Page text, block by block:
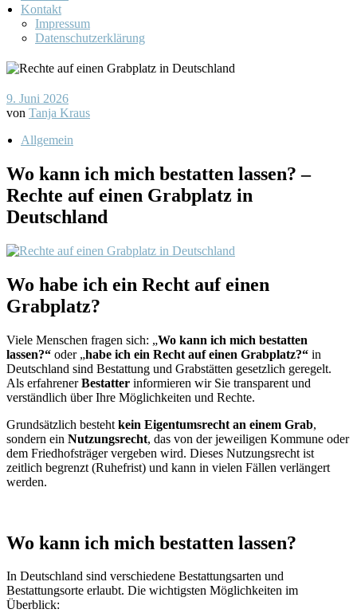
Kontakt
Impressum
Datenschutzerklärung
9. Juni 2026
von Tanja Kraus
Allgemein
Wo kann ich mich bestatten lassen? –
Rechte auf einen Grabplatz in
Deutschland
Wo habe ich ein Recht auf einen
Grabplatz?
Viele Menschen fragen sich: „Wo kann ich mich bestatten
lassen?“ oder „habe ich ein Recht auf einen Grabplatz?“ in
Deutschland sind Bestattung und Grabstätten gesetzlich geregelt.
Als erfahrenerBestatter informieren wir Sie transparent und
verständlich über Ihre Möglichkeiten und Rechte.
Grundsätzlich besteht kein Eigentumsrecht an einem Grab,
sondern ein Nutzungsrecht, das von der jeweiligen Kommune oder
dem Friedhofsträger vergeben wird. Dieses Nutzungsrecht ist
zeitlich begrenzt (Ruhefrist) und kann in vielen Fällen verlängert
werden.
Wo kann ich mich bestatten lassen?
In Deutschland sind verschiedene Bestattungsarten und
Bestattungsorte erlaubt. Die wichtigsten Möglichkeiten im
Überblick: